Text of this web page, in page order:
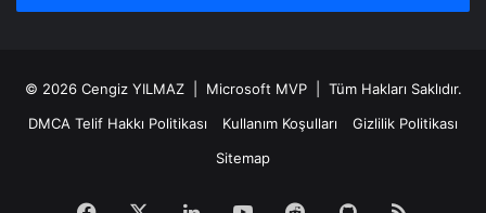
© 2026 Cengiz YILMAZ| Microsoft MVP | Tüm Hakları Saklıdır.
DMCA Telif Hakkı Politikası
Kullanım Koşulları
Gizlilik Politikası
Sitemap